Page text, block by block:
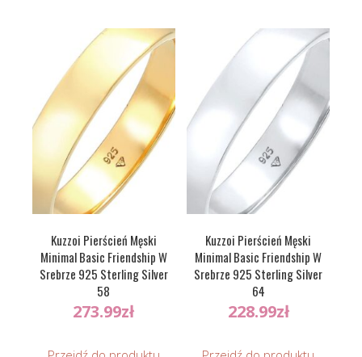
Kuzzoi Pierścień Męski
Minimal Basic Friendship W
Srebrze 925 Sterling Silver
58
273.99zł
Kuzzoi Pierścień Męski
Minimal Basic Friendship W
Srebrze 925 Sterling Silver
64
228.99zł